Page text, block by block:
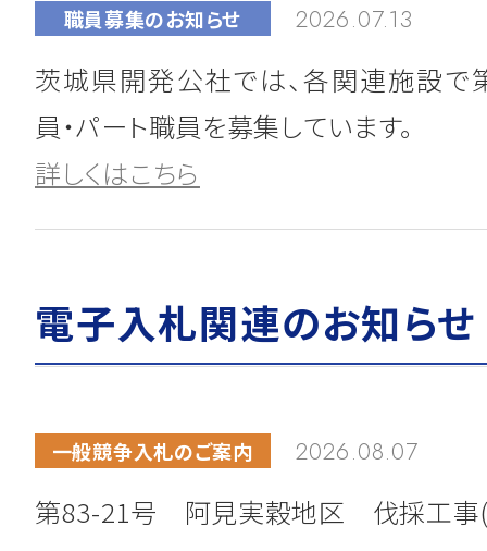
職員募集のお知らせ 2026.07.13
茨城県開発公社では、各関連施設で
員・パート職員を募集しています。
詳しくはこちら
「稲敷工業団地」土地売買契約締結に
公募のお知らせ 2024.01.10
電子入札関連のお知らせ
一般競争入札のご案内 2026.08.07
第83-21号 阿見実穀地区 伐採工事